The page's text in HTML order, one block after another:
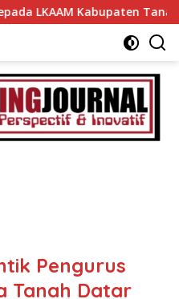
Kabupaten Tanah Datr
Pengurus
Tanah Datar